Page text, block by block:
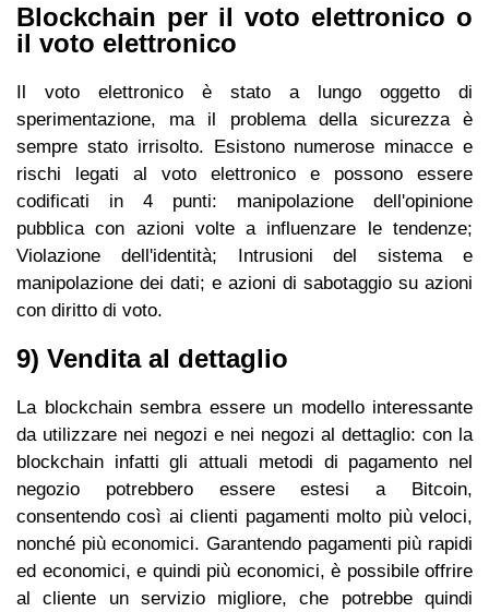
Blockchain per il voto elettronico o
il voto elettronico
Il voto elettronico è stato a lungo oggetto di
sperimentazione, ma il problema della sicurezza è
sempre stato irrisolto. Esistono numerose minacce e
rischi legati al voto elettronico e possono essere
codificati in 4 punti: manipolazione dell'opinione
pubblica con azioni volte a influenzare le tendenze;
Violazione dell'identità; Intrusioni del sistema e
manipolazione dei dati; e azioni di sabotaggio su azioni
con diritto di voto.
9) Vendita al dettaglio
La blockchain sembra essere un modello interessante
da utilizzare nei negozi e nei negozi al dettaglio: con la
blockchain infatti gli attuali metodi di pagamento nel
negozio potrebbero essere estesi a Bitcoin,
consentendo così ai clienti pagamenti molto più veloci,
nonché più economici. Garantendo pagamenti più rapidi
ed economici, e quindi più economici, è possibile offrire
al cliente un servizio migliore, che potrebbe quindi